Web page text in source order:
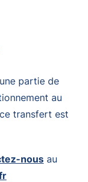
partie de
au
transfert est
nous au